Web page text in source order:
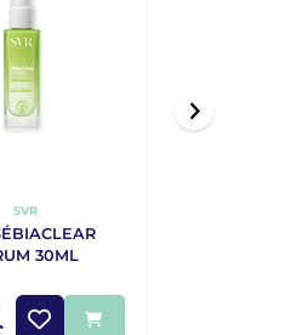
SVR
30ML